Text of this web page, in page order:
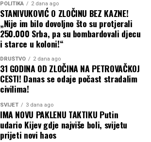
POLITIKA 2 dana ago
STANIVUKOVIĆ O ZLOČINU BEZ KAZNE!
„Nije im bilo dovoljno što su protjerali
250.000 Srba, pa su bombardovali djecu
i starce u koloni!“
DRUŠTVO 2 dana ago
31 GODINA OD ZLOČINA NA PETROVAČKOJ
CESTI! Danas se odaje počast stradalim
civilima!
SVIJET 3 dana ago
IMA NOVU PAKLENU TAKTIKU Putin
udario Kijev gdje najviše boli, svijetu
prijeti novi haos